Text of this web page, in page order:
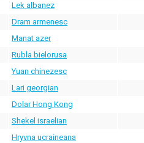
Lek albanez
Dram armenesc
Manat azer
Rubla bielorusa
Yuan chinezesc
Lari georgian
Dolar Hong Kong
Shekel israelian
Hryvna ucraineana